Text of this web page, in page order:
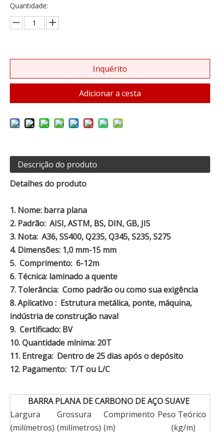
Quantidade:
Inquérito
Adicionar a cesta
Descrição do produto
Detalhes do produto
1. Nome: barra plana
2. Padrão: AISI, ASTM, BS, DIN, GB, JIS
3. Nota: A36, SS400, Q235, Q345, S235, S275
4. Dimensões: 1,0 mm-15 mm
5. Comprimento: 6-12m
6. Técnica: laminado a quente
7. Tolerância: Como padrão ou como sua exigência
8.Aplicativo : Estrutura metálica, ponte, máquina,
indústria de construção naval
9. Certificado: BV
10.Quantidade mínima: 20T
11. Entrega: Dentro de 25 dias após o depósito
12. Pagamento: T/T ou L/C
BARRA PLANA DE CARBONO DE AÇO SUAVE
Largura
(milímetros)
Grossura
(milímetros)
Comprimento
(m)
Peso Teórico
(kg/m)